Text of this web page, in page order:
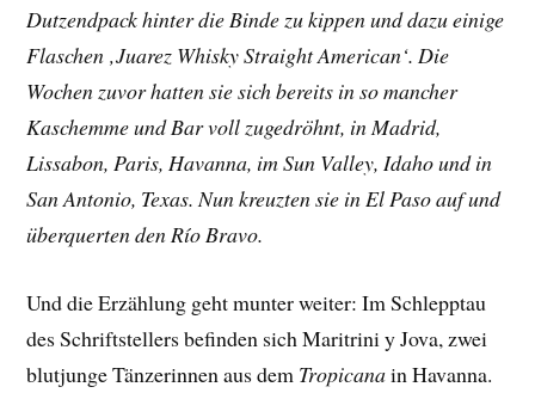
Dutzendpack hinter die Binde zu kippen und dazu einige
Flaschen ‚Juarez Whisky Straight American‘. Die
Wochen zuvor hatten sie sich bereits in so mancher
Kaschemme und Bar voll zugedröhnt, in Madrid,
Lissabon, Paris, Havanna, im Sun Valley, Idaho und in
San Antonio, Texas. Nun kreuzten sie in El Paso auf und
überquerten den Río Bravo.
Und die Erzählung geht munter weiter: Im Schlepptau
des Schriftstellers befinden sich Maritrini y Jova, zwei
blutjunge Tänzerinnen aus dem Tropicanain Havanna.